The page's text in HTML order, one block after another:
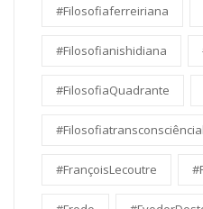
#Filosofiaferreiriana
#Filosofianishidiana
#FilosofiaQuadrante
#Filosofiatransconsciêncial
#FrançoisLecoutre